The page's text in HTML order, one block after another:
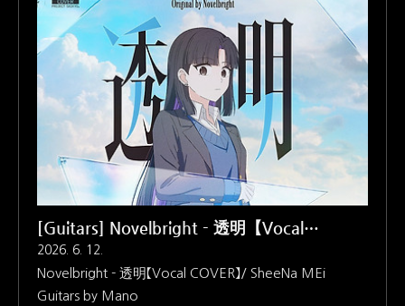
치가 깎이지 않는 곡이 생겼습니다. 개인적으로는 완급 조
절로 들어간 로파이 부분이 잘 나와서 마음에 듭니다. 일단
은 『아키타입 블루』 데모 1막 스토리를 따라가면서 곡을 공
개하고 있는데, 〈일상〉을 듣기 위해서는 전투를 하고 넘어
와야 해서 순서에 대한 고민이 조금 있었습니다. 일단은 시
나리오 쪽을 조금 더 따라가 보도록 하겠습니다. 스토리를
다 보셨다면 다음에 공개할 악곡과 배경 이미지를 대충 짐
작하실 텐데,..
[Guitars] Novelbright - 透明【Vocal
COVER】/ SheeNa MEi
2026. 6. 12.
Novelbright - 透明【Vocal COVER】/ SheeNa MEi
Guitars by Mano